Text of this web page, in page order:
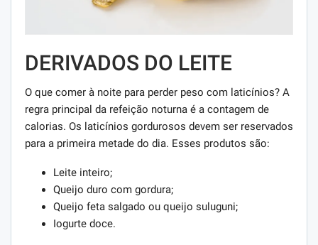
DERIVADOS DO LEITE
O que comer à noite para perder peso com laticínios? A
regra principal da refeição noturna é a contagem de
calorias. Os laticínios gordurosos devem ser reservados
para a primeira metade do dia. Esses produtos são:
Leite inteiro;
Queijo duro com gordura;
Queijo feta salgado ou queijo suluguni;
Iogurte doce.